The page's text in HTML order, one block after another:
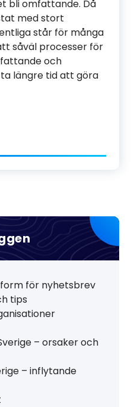
bli omfattande. Då
med stort
står för många
såväl processer för
och
längre tid att göra
för nyhetsbrev
tips
– orsaker och
– inflytande